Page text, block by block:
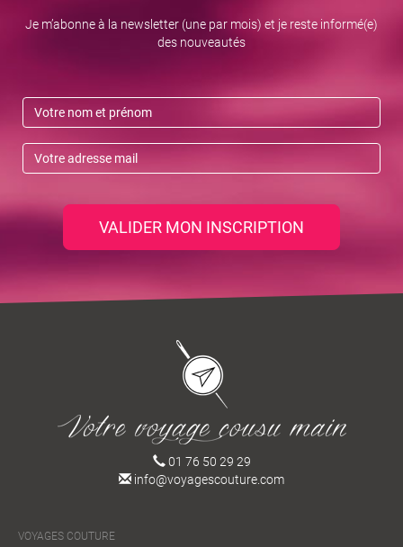
Je m’abonne à la newsletter (une par mois) et je reste informé(e)
des nouveautés
VALIDER MON INSCRIPTION
01 76 50 29 29
info@voyagescouture.com
VOYAGES COUTURE